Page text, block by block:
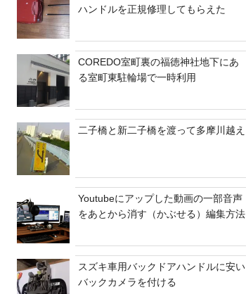
ハンドルを正規修理してもらえた
COREDO室町裏の福徳神社地下にあ
る室町東駐輪場で一時利用
二子橋と新二子橋を渡って多摩川越え
Youtubeにアップした動画の一部音声
をあとから消す（かぶせる）編集方法
スズキ車用バックドアハンドルに安い
バックカメラを付ける